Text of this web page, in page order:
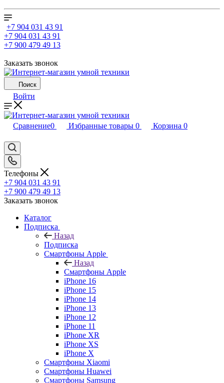
+7 904 031 43 91
+7 904 031 43 91
+7 900 479 49 13
Заказать звонок
Поиск
Войти
Сравнение0 Избранные товары 0 Корзина 0
Телефоны
+7 904 031 43 91
+7 900 479 49 13
Заказать звонок
Каталог
Подписка
Назад
Подписка
Смартфоны Apple
Назад
Смартфоны Apple
iPhone 16
iPhone 15
iPhone 14
iPhone 13
iPhone 12
iPhone 11
iPhone XR
iPhone XS
iPhone X
Смартфоны Xiaomi
Смартфоны Huawei
Смартфоны Samsung